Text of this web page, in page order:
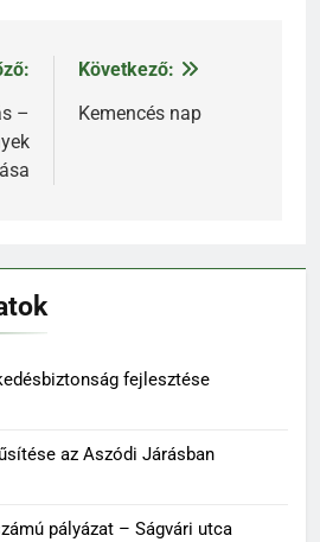
–
Következő:
Kemencés nap
fejlesztése
az Aszódi Járásban
pályázat – Ságvári utca